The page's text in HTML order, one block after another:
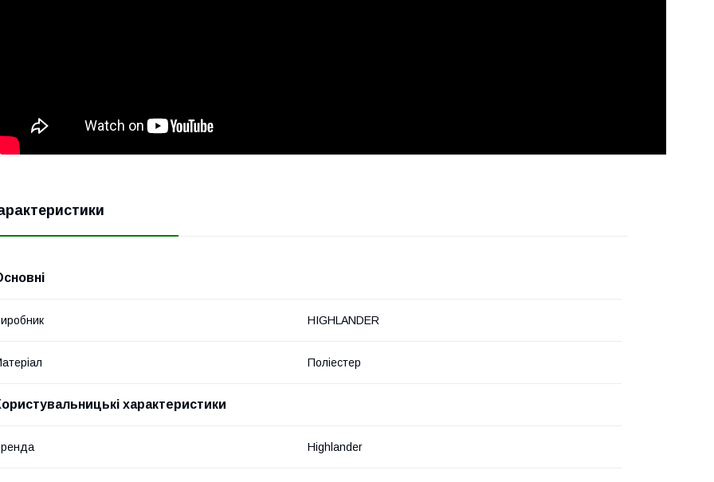
HIGHLANDER
Поліестер
характеристики
Highlander